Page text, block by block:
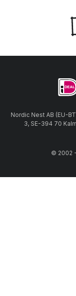
Nordic Nest AB (EU-
3, SE-394 70
© 2002